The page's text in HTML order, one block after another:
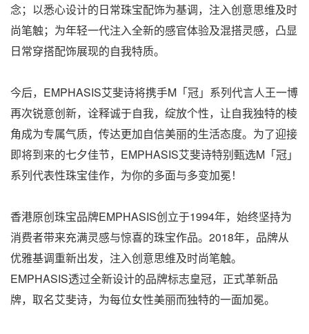
念；以悉心设计的日常珠宝配饰为基调，注入创意思维及时
尚笔触；为年轻一代注入全新的感官体验及混搭灵感，凸显
日常穿搭配饰展现的自我特质。
今后，EMPHASIS艾斐诗将携手M「冠」系列代言人王一博
再次锐意创新，诠释诚于自我，绽放个性，让自我独特的棱
角成为专属气质，传达更加自信美丽的生活态度。为了迎接
即将到来的七夕佳节，EMPHASIS艾斐诗特别甄选M「冠」
系列代表性珠宝佳作，为你的多面与多变加冕！
香港原创珠宝品牌EMPHASIS创立于1994年，始终坚持为
消费者带来充满灵感与惊喜的珠宝作品。2018年，品牌从
优雅基调重新出发，注入创意思维及时尚笔触。
EMPHASIS透过全新设计的品牌标志皇冠，正式革新品
牌，取名艾斐诗，为每位女性美丽而独特的一面加冕。